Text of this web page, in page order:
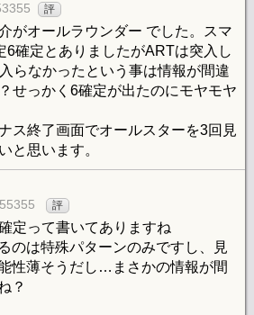
評
がオールラウンダー でした。スマ
6確定とありましたがARTは突入し
らなかったという事は情報が間違
せっかく6確定が出たのにモヤモヤ
ス終了画面でオールスターを3回見
と思います。
評
定って書いてありますね
のは特殊パターンのみですし、見
性薄そうだし…まさかの情報が間
？